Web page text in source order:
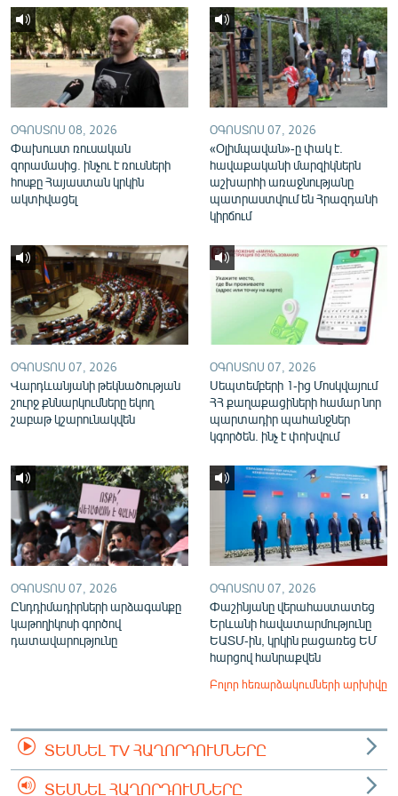
English
Русский
ՀԵՏԵՎԵՔ ՄԵԶ
«Ազատության» բոլոր կայքերը
ՕԳՈՍՏՈՍ 08, 2026
Փախուստ ռուսական
զորամասից. ինչու է ռուսների
հոսքը Հայաստան կրկին
ակտիվացել
ՕԳՈՍՏՈՍ 07, 2026
«Օլիմպավան»-ը փակ է.
հավաքականի մարզիկներն
աշխարհի առաջնությանը
պատրաստվում են Հրազդանի
կիրճում
ՕԳՈՍՏՈՍ 07, 2026
Վարդևանյանի թեկնածության
շուրջ քննարկումները եկող
շաբաթ կշարունակվեն
ՕԳՈՍՏՈՍ 07, 2026
Սեպտեմբերի 1-ից Մոսկվայում
ՀՀ քաղաքացիների համար նոր
պարտադիր պահանջներ
կգործեն. ինչ է փոխվում
ՕԳՈՍՏՈՍ 07, 2026
Ընդդիմադիրների արձագանքը
կաթողիկոսի գործով
դատավարությունը
ՕԳՈՍՏՈՍ 07, 2026
Փաշինյանը վերահաստատեց
Երևանի հավատարմությունը
ԵԱՏՄ-ին, կրկին բացառեց ԵՄ
հարցով հանրաքվեն
Բոլոր հեռարձակումների արխիվը
ՏԵՍՆԵԼ TV ՀԱՂՈՐԴՈՒՄՆԵՐԸ
ՏԵՍՆԵԼ ՀԱՂՈՐԴՈՒՄՆԵՐԸ